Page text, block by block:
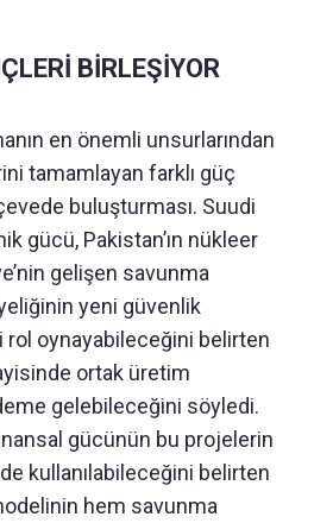
BİRLEŞİYOR
en önemli unsurlarından
tamamlayan farklı güç
buluşturması. Suudi
gücü, Pakistan’ın nükleer
gelişen savunma
yeni güvenlik
oynayabileceğini belirten
ortak üretim
gelebileceğini söyledi.
gücünün bu projelerin
kullanılabileceğini belirten
hem savunma